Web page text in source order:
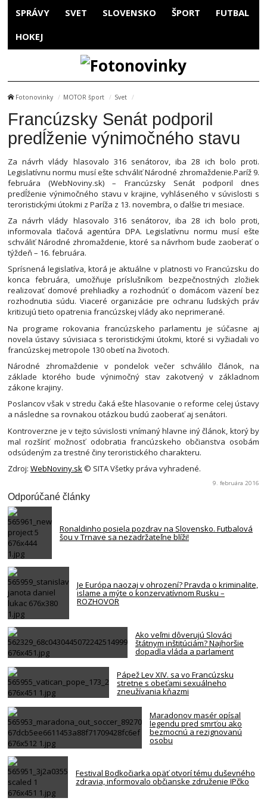
SPRÁVY SVET SLOVENSKO ŠPORT FUTBAL
HOKEJ
Fotonovinky MOTOR šport Svet
Francúzsky Senát podporil
predĺženie výnimočného stavu
Za návrh vlády hlasovalo 316 senátorov, iba 28 ich bolo proti.
Legislatívnu normu musí ešte schváliť Národné zhromaždenie.Paríž 9.
februára (WebNoviny.sk) – Francúzsky Senát podporil dnes
predĺženie výnimočného stavu v krajine, vyhláseného v súvislosti s
teroristickými útokmi z Paríža z 13. novembra, o ďalšie tri mesiace.
Za návrh vlády hlasovalo 316 senátorov, iba 28 ich bolo proti,
informovala tlačová agentúra DPA. Legislatívnu normu musí ešte
schváliť Národné zhromaždenie, ktoré sa návrhom bude zaoberať o
týždeň – 16. februára.
Sprísnená legislatíva, ktorá je aktuálne v platnosti vo Francúzsku do
konca februára, umožňuje príslušníkom bezpečnostných zložiek
realizovať domové prehliadky a rozhodnúť o domácom väzení bez
rozhodnutia súdu. Viaceré organizácie pre ochranu ľudských práv
kritizujú tieto opatrenia francúzskej vlády ako neprimerané.
Na programe rokovania francúzskeho parlamentu je súčasne aj
novela ústavy súvisiaca s teroristickými útokmi, ktoré si vyžiadali vo
francúzskej metropole 130 obetí na životoch.
Národné zhromaždenie v pondelok večer schválilo článok, na
základe ktorého bude výnimočný stav zakotvený v základnom
zákone krajiny.
Poslancov však v stredu čaká ešte hlasovanie o reforme celej ústavy
a následne sa rovnakou otázkou budú zaoberať aj senátori.
Kontroverzne je v tejto súvislosti vnímaný hlavne iný článok, ktorý by
mal rozšíriť možnosť odobratia francúzskeho občianstva osobám
odsúdeným za trestné činy teroristického charakteru.
Zdroj: WebNoviny.sk © SITA Všetky práva vyhradené.
9. februára 2016
Odporúčané články
Ronaldinho posiela pozdrav na Slovensko. Futbalová
šou v Trnave sa nezadržateľne blíži!
Je Európa naozaj v ohrození? Pravda o kriminalite,
islame a mýte o konzervatívnom Rusku –
ROZHOVOR
Ako veľmi dôverujú Slováci
štátnym inštitúciám? Najhoršie
dopadla vláda a parlament
Pápež Lev XIV. sa vo Francúzsku
stretne s obeťami sexuálneho
zneužívania kňazmi
Maradonov masér opísal
legendu pred smrťou ako
bezmocnú a rezignovanú
osobu
Festival Bodkočiarka opäť otvorí tému duševného
zdravia, informovalo občianske združenie IPčko